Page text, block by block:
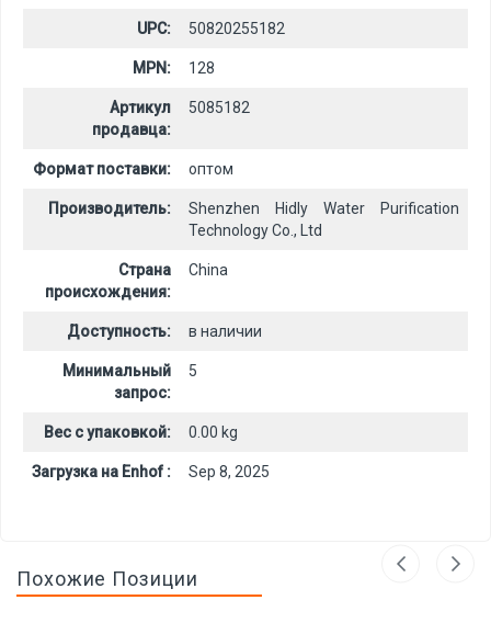
UPC: 50820255182
MPN: 128
Артикул
продавца:
5085182
Формат поставки: оптом
Производитель:
Shenzhen Hidly Water Purification
Technology Co., Ltd
Страна
происхождения:
China
Доступность: в наличии
Минимальный
запрос:
5
Вес с упаковкой: 0.00 kg
Загрузка на Enhof : Sep 8, 2025
Похожие Позиции